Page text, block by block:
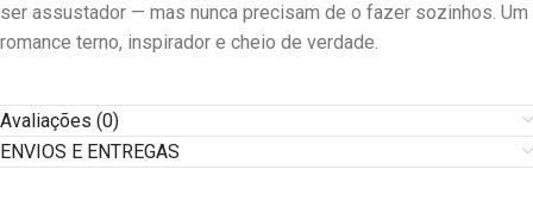
ser assustador — mas nunca precisam de o fazer sozinhos. Um
romance terno, inspirador e cheio de verdade.
Avaliações (0)
ENVIOS E ENTREGAS